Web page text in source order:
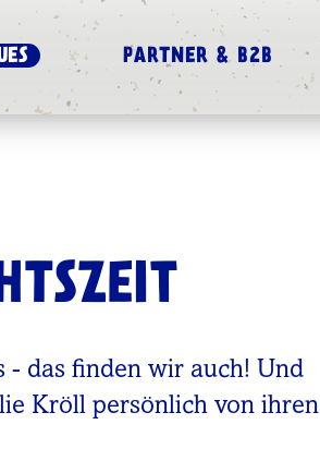
PARTNER & B2B
- das finden wir auch! Und
Kröll persönlich von ihren